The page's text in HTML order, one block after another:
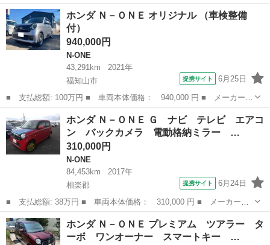
名： ホンダ ■ 車種名： Ｎ－ＯＮＥ ■ グレード名： プレミア
ム・Ｌパッケージ ＥＴＣ キセノン 純正１４インチアルミ タイ
ミングチェー...
京都 京都市 N-ONE
ホンダ Ｎ－ＯＮＥ オリジナル （車検整備
付）
940,000円
N-ONE
43,291km
2021年
福知山市
提携サイト 6月25日
■ 支払総額: 100万円 ■ 車両本体価格： 940,000 円 ■ メーカー
名： ホンダ ■ 車種名： Ｎ－ＯＮＥ ■ グレード名： オリジナ
ル ■ 排気量： 660cc ■ ドア枚数： 5D ■ ミッション： CVT...
京都 福知山市 N-ONE
ホンダ Ｎ－ＯＮＥ Ｇ ナビ テレビ エアコ
ン バックカメラ 電動格納ミラー …
310,000円
N-ONE
84,453km
2017年
相楽郡
提携サイト 6月24日
■ 支払総額: 38万円 ■ 車両本体価格： 310,000 円 ■ メーカー
名： ホンダ ■ 車種名： Ｎ－ＯＮＥ ■ グレード名： Ｇ ナ
ビ テレビ エアコン バックカメラ 電動格納ミラー ＰＷ ＰＳ
■ 排気量： 6...
京都 相楽郡 N-ONE
ホンダ Ｎ－ＯＮＥ プレミアム ツアラー タ
ーボ ワンオーナー スマートキー …